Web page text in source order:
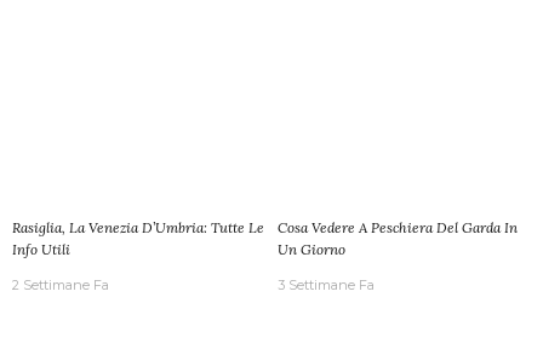
Rasiglia, La Venezia D’Umbria: Tutte Le
Info Utili
2 Settimane Fa
Cosa Vedere A Peschiera Del Garda In
Un Giorno
3 Settimane Fa